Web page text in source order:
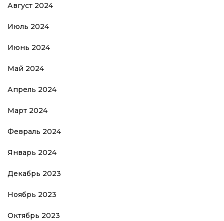
Август 2024
Июль 2024
Июнь 2024
Май 2024
Апрель 2024
Март 2024
Февраль 2024
Январь 2024
Декабрь 2023
Ноябрь 2023
Октябрь 2023